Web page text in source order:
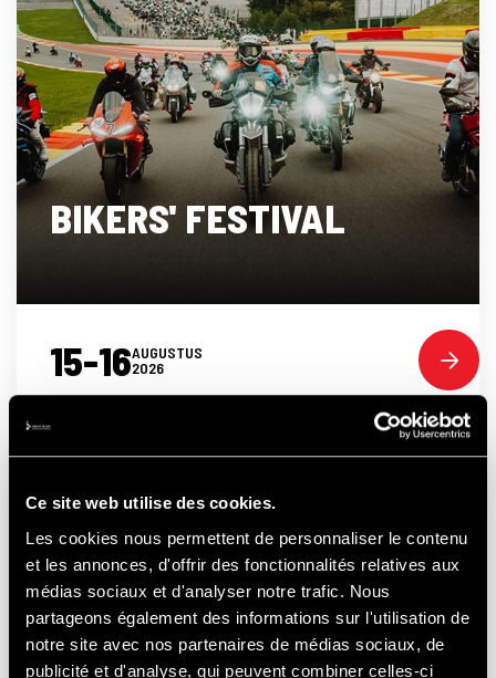
Ce site web utilise des cookies.
Les cookies nous permettent de personnaliser le contenu
et les annonces, d'offrir des fonctionnalités relatives aux
médias sociaux et d'analyser notre trafic. Nous
partageons également des informations sur l'utilisation de
notre site avec nos partenaires de médias sociaux, de
publicité et d'analyse, qui peuvent combiner celles-ci
BIKERS' FESTIVAL
15-16AUGUSTUS
2026